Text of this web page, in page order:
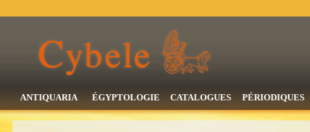
ANTIQUARIA ÉGYPTOLOGIE CATALOGUES PÉRIODIQUES